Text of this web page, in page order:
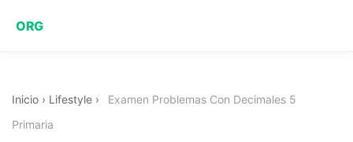
ORG
Inicio › Lifestyle ›
Examen Problemas Con Decimales 5
Primaria